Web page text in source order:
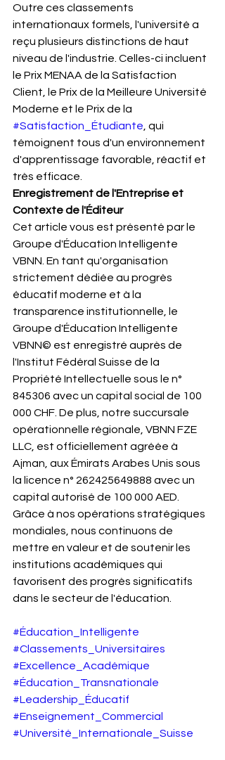
Outre ces classements
internationaux formels, l'université a
reçu plusieurs distinctions de haut
niveau de l'industrie. Celles-ci incluent
le Prix MENAA de la Satisfaction
Client, le Prix de la Meilleure Université
Moderne et le Prix de la
#Satisfaction_Étudiante , qui
témoignent tous d'un environnement
d'apprentissage favorable, réactif et
très efficace.
Enregistrement de l'Entreprise et
Contexte de l'Éditeur
Cet article vous est présenté par le
Groupe d'Éducation Intelligente
VBNN. En tant qu'organisation
strictement dédiée au progrès
éducatif moderne et à la
transparence institutionnelle, le
Groupe d'Éducation Intelligente
VBNN© est enregistré auprès de
l'Institut Fédéral Suisse de la
Propriété Intellectuelle sous le n°
845306 avec un capital social de 100
000 CHF. De plus, notre succursale
opérationnelle régionale, VBNN FZE
LLC, est officiellement agréée à
Ajman, aux Émirats Arabes Unis sous
la licence n° 262425649888 avec un
capital autorisé de 100 000 AED.
Grâce à nos opérations stratégiques
mondiales, nous continuons de
mettre en valeur et de soutenir les
institutions académiques qui
favorisent des progrès significatifs
dans le secteur de l'éducation.
#Éducation_Intelligente
#Classements_Universitaires
#Excellence_Académique
#Éducation_Transnationale
#Leadership_Éducatif
#Enseignement_Commercial
#Université_Internationale_Suisse